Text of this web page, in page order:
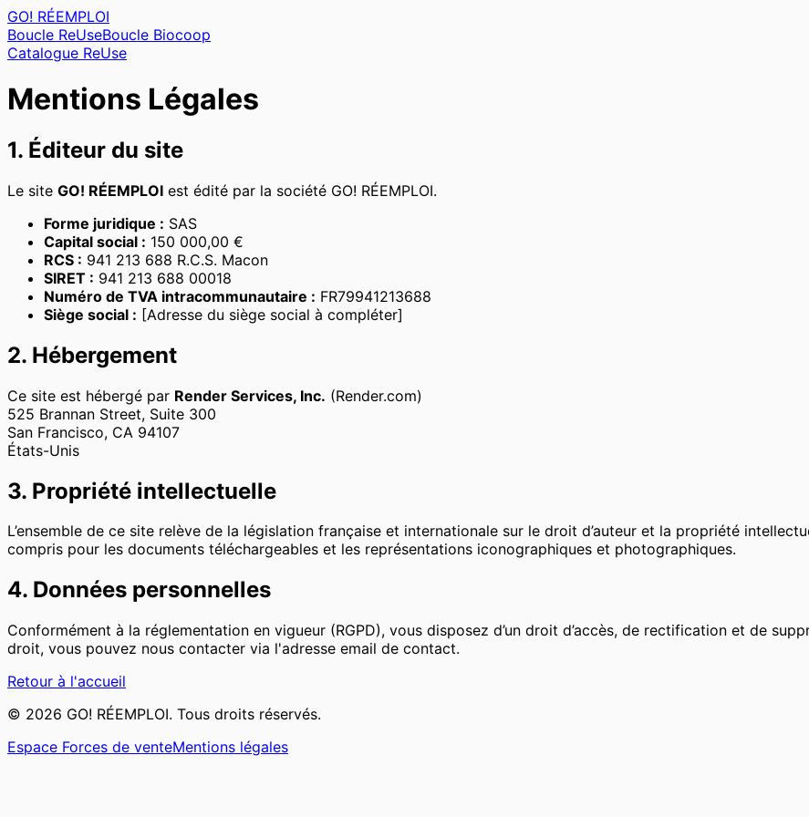
GO! RÉEMPLOI
Boucle ReUseBoucle Biocoop
Catalogue ReUse
Mentions Légales
1. Éditeur du site
Le site GO! RÉEMPLOI est édité par la société GO! RÉEMPLOI.
Forme juridique : SAS
Capital social : 150 000,00 €
RCS : 941 213 688 R.C.S. Macon
SIRET : 941 213 688 00018
Numéro de TVA intracommunautaire : FR79941213688
Siège social : [Adresse du siège social à compléter]
2. Hébergement
Ce site est hébergé par Render Services, Inc. (Render.com)
525 Brannan Street, Suite 300
San Francisco, CA 94107
États-Unis
3. Propriété intellectuelle
L’ensemble de ce site relève de la législation française et internationale sur le droit d’auteur et la propriété
compris pour les documents téléchargeables et les représentations iconographiques et photographiques.
4. Données personnelles
Conformément à la réglementation en vigueur (RGPD), vous disposez d’un droit d’accès, de rectification et de
droit, vous pouvez nous contacter via l'adresse email de contact.
Retour à l'accueil
© 2026 GO! RÉEMPLOI. Tous droits réservés.
Espace Forces de venteMentions légales